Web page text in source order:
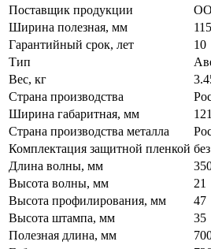
Поставщик продукции
Ширина полезная, мм
Гарантийный срок, лет
10
Тип
Вес, кг
Страна производства
Ширина габаритная, мм
Страна производства металла
Комплектация защитной пленкой
Длина волны, мм
Высота волны, мм
21
Высота профилирования, мм
47
Высота штампа, мм
35
Полезная длина, мм